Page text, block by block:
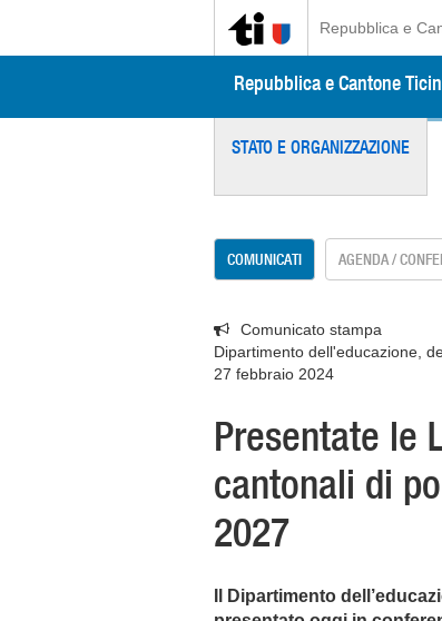
Repubblica e
Repubblica e Cantone
STATO E ORGANIZZAZIONE
COMUNICATI AGENDA /
Comunicato stampa
Dipartimento dell'educazione,
27 febbraio 2024
Presentate le
cantonali di
2027
Il Dipartimento